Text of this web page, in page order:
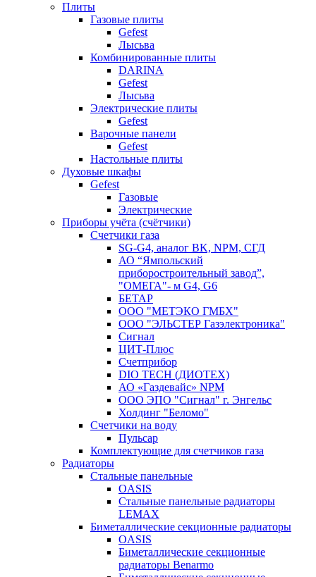
Плиты
Газовые плиты
Gefest
Лысьва
Комбинированные плиты
DARINA
Gefest
Лысьва
Электрические плиты
Gefest
Варочные панели
Gefest
Настольные плиты
Духовые шкафы
Gefest
Газовые
Электрические
Приборы учёта (счётчики)
Счетчики газа
SG-G4, аналог BK, NPM, СГД
АО “Ямпольский
приборостроительный завод”,
"ОМЕГА"- м G4, G6
БЕТАР
ООО "МЕТЭКО ГМБХ"
ООО "ЭЛЬСТЕР Газэлектроника"
Сигнал
ЦИТ-Плюс
Счетприбор
DIO TECH (ДИОТЕХ)
АО «Газдевайс» NPM
ООО ЭПО "Сигнал" г. Энгельс
Холдинг "Беломо"
Счетчики на воду
Пульсар
Комплектующие для счетчиков газа
Радиаторы
Стальные панельные
OASIS
Стальные панельные радиаторы
LEMAX
Биметаллические секционные радиаторы
OASIS
Биметаллические секционные
радиаторы Benarmo